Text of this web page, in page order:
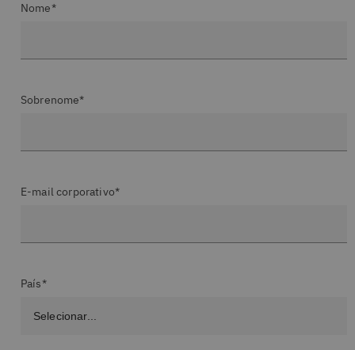
Nome*
Sobrenome*
E-mail corporativo*
País*